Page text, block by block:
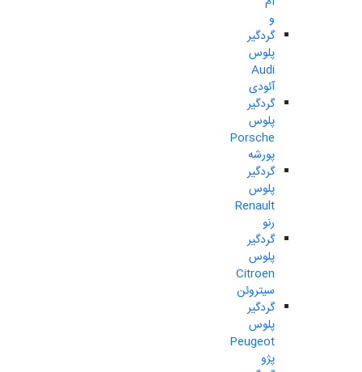
و
گردگیر
پلوس
Audi
آئودی
گردگیر
پلوس
Porsche
پورشه
گردگیر
پلوس
Renault
رنو
گردگیر
پلوس
Citroen
سیتروئن
گردگیر
پلوس
Peugeot
پژو